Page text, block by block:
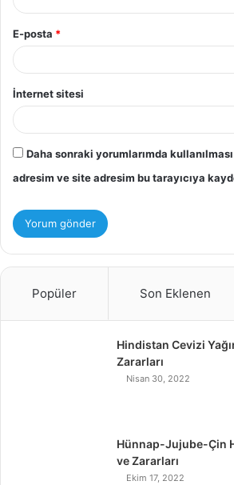
E-posta *
İnternet sitesi
Daha sonraki yorumlarımda
adresim ve site adresim bu tarayıcıya
Popüler Son Eklenen
Hindistan Cevizi
Zararları
Nisan 30, 2022
Hünnap-Jujube-Çin
ve Zararları
Ekim 17, 2022